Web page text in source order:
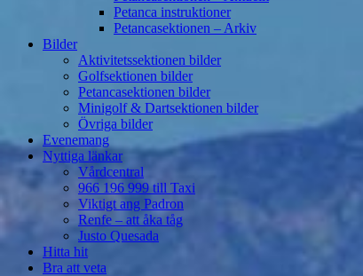
Petanca instruktioner
Petancasektionen – Arkiv
Bilder
Aktivitetssektionen bilder
Golfsektionen bilder
Petancasektionen bilder
Minigolf & Dartsektionen bilder
Övriga bilder
Evenemang
Nyttiga länkar
Vårdcentral
966 196 999 till Taxi
Viktigt ang Padron
Renfe – att åka tåg
Justo Quesada
Hitta hit
Bra att veta